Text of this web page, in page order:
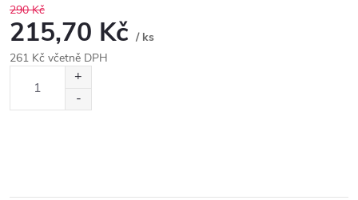
290 Kč
215,70 Kč / ks
261 Kč včetně DPH